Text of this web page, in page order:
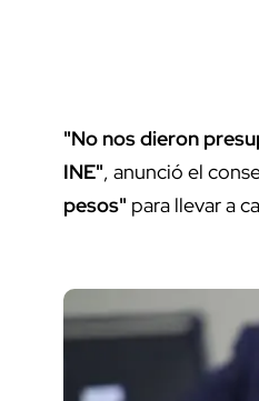
"No nos dieron
INE", anunció el
pesos" para llevar a